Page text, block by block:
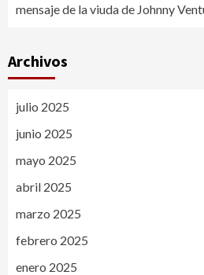
mensaje de la viuda de Johnny
Archivos
julio 2025
junio 2025
mayo 2025
abril 2025
marzo 2025
febrero 2025
enero 2025